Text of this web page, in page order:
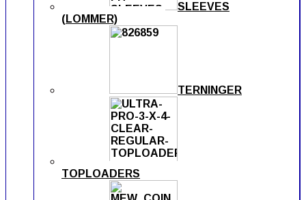
SLEEVES
(LOMMER)
TERNINGER
TOPLOADERS